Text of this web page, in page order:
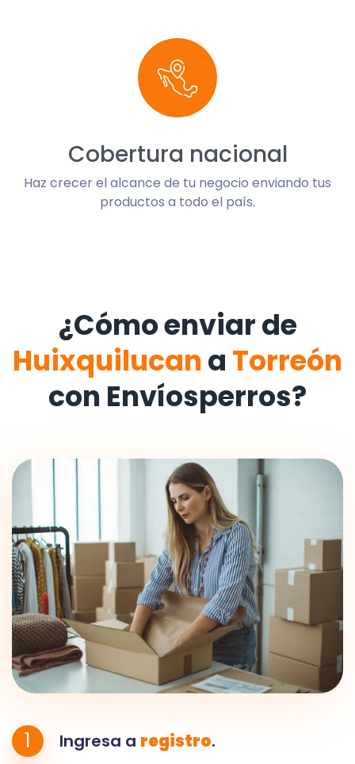
Cobertura nacional
Haz crecer el alcance de tu negocio enviando tus
productos a todo el país.
¿Cómo enviar de
Huixquilucan a Torreón
con Envíosperros?
1 Ingresa a registro.